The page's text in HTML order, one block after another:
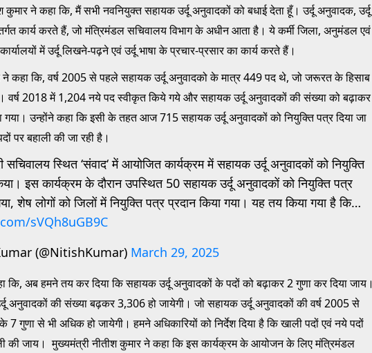
कुमार ने कहा कि, मैं सभी नवनियुक्त सहायक उर्दू अनुवादकों को बधाई देता हूँ। उर्दू अनुवादक, उर्दू
कार्य करते हैं, जो मंत्रिमंडल सचिवालय विभाग के अधीन आता है। ये कर्मी जिला, अनुमंडल एवं
में उर्दू लिखने-पढ़ने एवं उर्दू भाषा के प्रचार-प्रसार का कार्य करते हैं।
ने कहा कि, वर्ष 2005 से पहले सहायक उर्दू अनुवादको के मात्र 449 पद थे, जो जरूरत के हिसाब
2018 में 1,204 नये पद स्वीकृत किये गये और सहायक उर्दू अनुवादकों की संख्या को बढ़ाकर
गया। उन्होंने कहा कि इसी के तहत आज 715 सहायक उर्दू अनुवादकों को नियुक्ति पत्र दिया जा
पर बहाली की जा रही है।
स्थित ‘संवाद‘ में आयोजित कार्यक्रम में सहायक उर्दू अनुवादकों को नियुक्ति
इस कार्यक्रम के दौरान उपस्थित 50 सहायक उर्दू अनुवादकों को नियुक्ति पत्र
शेष लोगों को जिलों में नियुक्ति पत्र प्रदान किया गया। यह तय किया गया है कि…
sVQh8uGB9C
(@NitishKumar) March 29, 2025
कि, अब हमने तय कर दिया कि सहायक उर्दू अनुवादकों के पदों को बढ़ाकर 2 गुणा कर दिया जाय।
अनुवादकों की संख्या बढ़कर 3,306 हो जायेगी। जो सहायक उर्दू अनुवादकों की वर्ष 2005 से
गुणा से भी अधिक हो जायेगी। हमने अधिकारियों को निर्देश दिया है कि खाली पदों एवं नये पदों
की जाय। मुख्यमंत्री नीतीश कुमार ने कहा कि इस कार्यक्रम के आयोजन के लिए मंत्रिमंडल